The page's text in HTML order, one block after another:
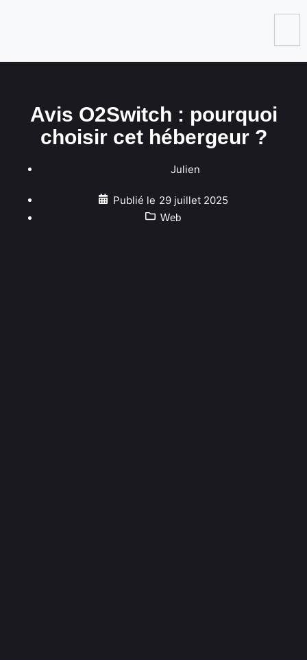
Avis O2Switch : pourquoi
choisir cet hébergeur ?
Julien
Publié le 29 juillet 2025
Web